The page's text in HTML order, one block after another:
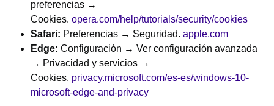
preferencias →
Cookies. opera.com/help/tutorials/security/cookies
Safari: Preferencias → Seguridad. apple.com
Edge: Configuración → Ver configuración avanzada
→ Privacidad y servicios →
Cookies. privacy.microsoft.com/es-es/windows-10-
microsoft-edge-and-privacy